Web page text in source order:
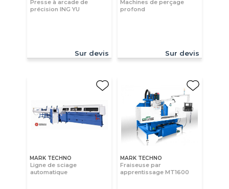
Presse à arcade de
précision ING YU
Sur devis
Machines de perçage
profond
Sur devis
MARK TECHNO
Ligne de sciage
automatique
MARK TECHNO
Fraiseuse par
apprentissage MT1600